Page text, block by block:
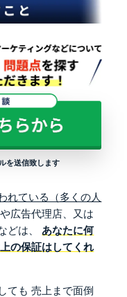
を送信致します
れている（多くの人
広告代理店、又は
どは、
あなたに何
の保証はしてくれ
ても 売上まで面倒